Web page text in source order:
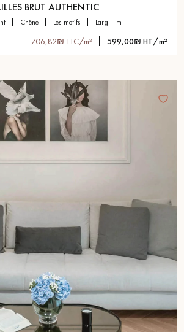
un devis gratuit !
BRUT AUTHENTIC
chêne les motifs larg 1 m
706,82₪ TTC/m² 599,00₪ HT/m²